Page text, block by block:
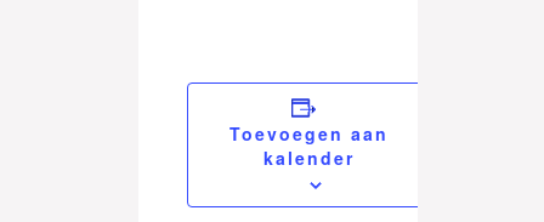
Toevoegen aan
kalender